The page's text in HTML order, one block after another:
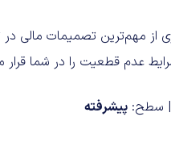
از مهم‌ترین تصمیمات مالی
عدم قطعیت را در شما قرار
| سطح: پیشرفته